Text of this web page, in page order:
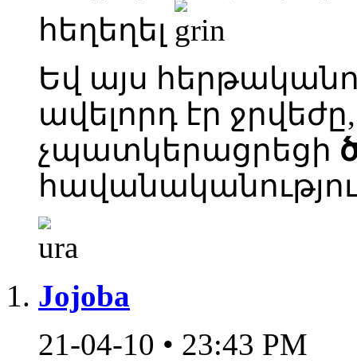
հեղեղել
Եվ այս
ավելորդ էր
չպատկերացրեցի
Jojoba
21-04-10 • 23:43 PM